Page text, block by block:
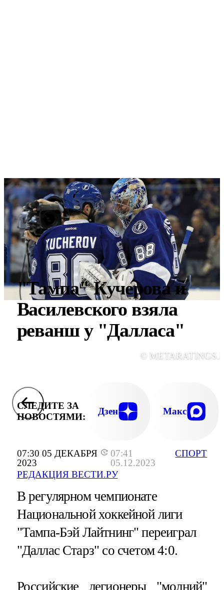
07:30 05 ДЕКАБРЯ
2023
07:41
05.12.2023
РЕДАКЦИЯ ВЕСТИ.РУ
СПОРТ
"Тампа" Кучерова и
Василевского взяла
реванш у "Далласа"
©
СЛЕДИТЕ ЗА
НОВОСТЯМИ:
Дзен Макс
В регулярном чемпионате
Национальной хоккейной лиги
"Тампа-Бэй Лайтнинг" переиграл
"Даллас Старз" со счетом 4:0.
Российские легионеры "молний"